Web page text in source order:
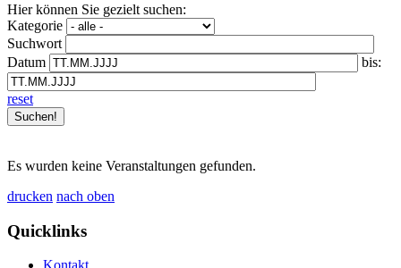
Hier können Sie gezielt suchen:
Kategorie
Suchwort
Datum
bis:
reset
Es wurden keine Veranstaltungen gefunden.
drucken nach oben
Quicklinks